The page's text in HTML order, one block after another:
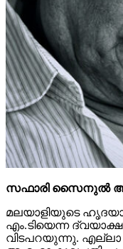
സഫാരി സൈനുല്‍
മലയാളിയുടെ
എം.ടിയെന്ന
വിടപറയുന്നു. എല്ലാ